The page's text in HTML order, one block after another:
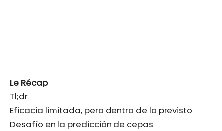
Le Récap
Tl;dr
Eficacia limitada, pero dentro de lo previsto
Desafío en la predicción de cepas